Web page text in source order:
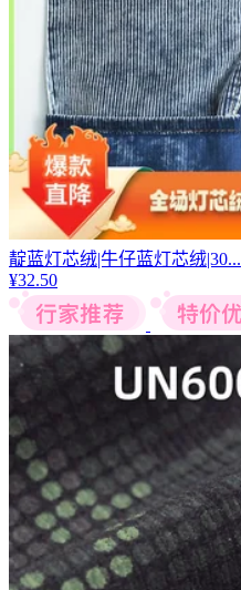
靛蓝灯芯绒|牛仔蓝灯芯绒|30...
¥32.50